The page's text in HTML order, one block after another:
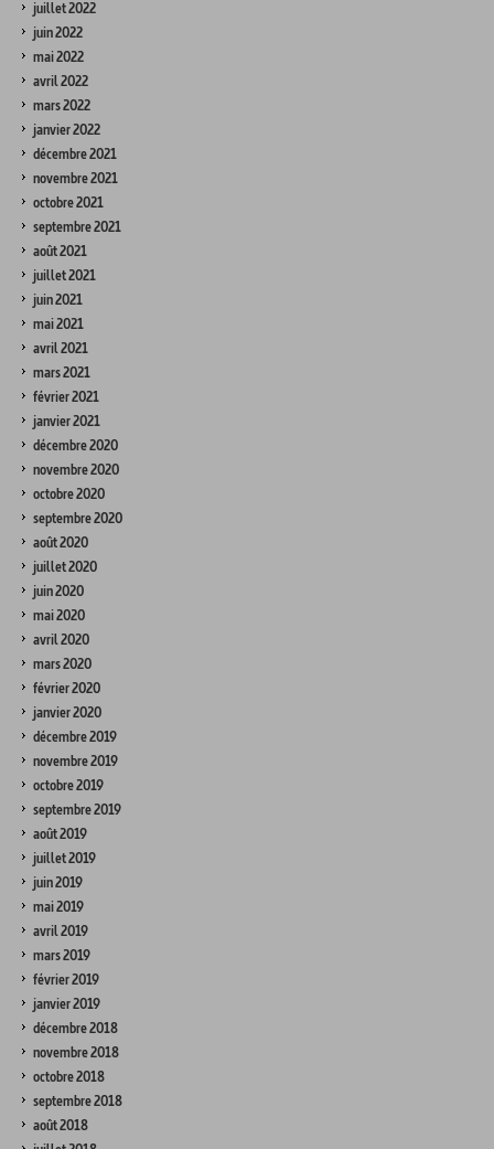
juillet 2022
juin 2022
mai 2022
avril 2022
mars 2022
janvier 2022
décembre 2021
novembre 2021
octobre 2021
septembre 2021
août 2021
juillet 2021
juin 2021
mai 2021
avril 2021
mars 2021
février 2021
janvier 2021
décembre 2020
novembre 2020
octobre 2020
septembre 2020
août 2020
juillet 2020
juin 2020
mai 2020
avril 2020
mars 2020
février 2020
janvier 2020
décembre 2019
novembre 2019
octobre 2019
septembre 2019
août 2019
juillet 2019
juin 2019
mai 2019
avril 2019
mars 2019
février 2019
janvier 2019
décembre 2018
novembre 2018
octobre 2018
septembre 2018
août 2018